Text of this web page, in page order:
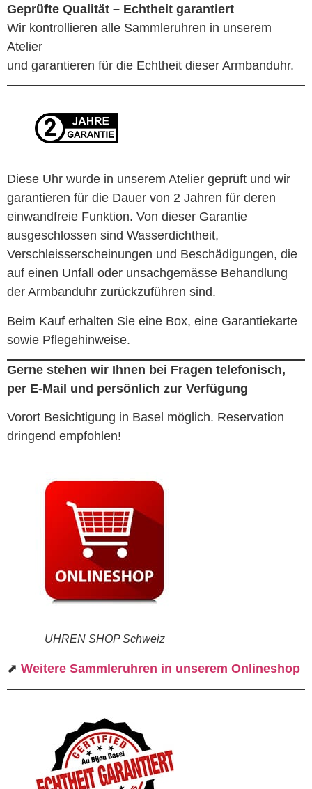
Geprüfte Qualität – Echtheit garantiert
Wir kontrollieren alle Sammleruhren in unserem
Atelier
und garantieren für die Echtheit dieser Armbanduhr.
Diese Uhr wurde in unserem Atelier geprüft und wir
garantieren für die Dauer von 2 Jahren für deren
einwandfreie Funktion. Von dieser Garantie
ausgeschlossen sind Wasserdichtheit,
Verschleisserscheinungen und Beschädigungen, die
auf einen Unfall oder unsachgemässe Behandlung
der Armbanduhr zurückzuführen sind.
Beim Kauf erhalten Sie eine Box, eine Garantiekarte
sowie Pflegehinweise.
Gerne stehen wir Ihnen bei Fragen telefonisch,
per E-Mail und persönlich zur Verfügung
Vorort Besichtigung in Basel möglich. Reservation
dringend empfohlen!
UHREN SHOP Schweiz
⬈ Weitere Sammleruhren in unserem Onlineshop